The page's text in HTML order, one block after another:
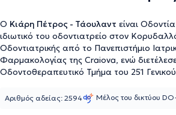
Ο Κιάρη Πέτρος - Τάουλαντ είναι
ιδιωτικό του οδοντιατρείο στον
Οδοντιατρικής από το Πανεπιστήμιο
Φαρμακολογίας της Craiova, ενώ
Οδοντοθεραπευτικό Τμήμα του 251
Ναυτικού. Στο ιδιωτικό του ιατρείο
Αριθμός αδείας: 2594 Μέλος του δικτύου